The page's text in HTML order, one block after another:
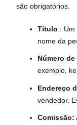
são obrigatórios.
Título :
nome da
Número
exemplo,
Endereço
vendedor.
Comissão: